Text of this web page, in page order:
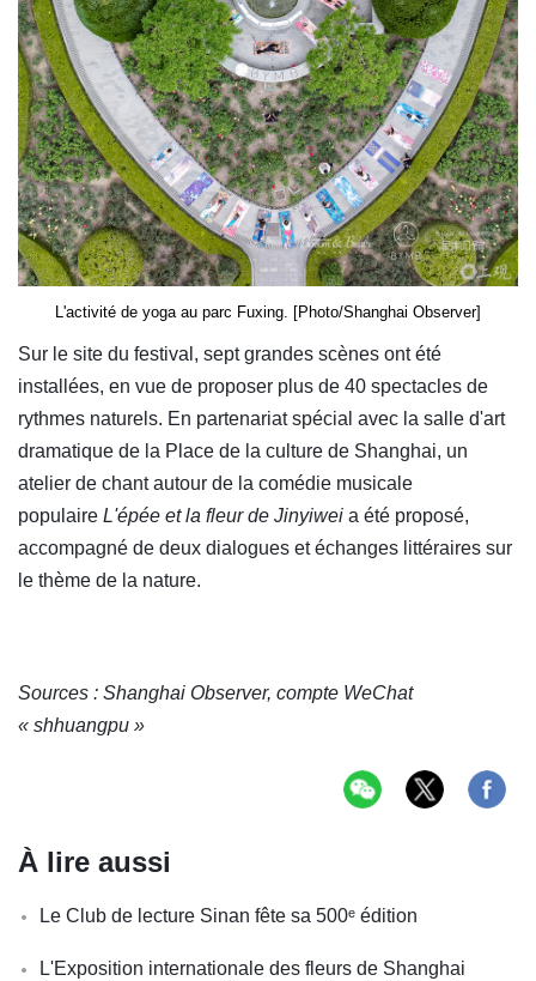
L'activité de yoga au parc Fuxing. [Photo/Shanghai Observer]
Sur le site du festival, sept grandes scènes ont été
installées, en vue de proposer plus de 40 spectacles de
rythmes naturels. En partenariat spécial avec la salle d'art
dramatique de la Place de la culture de Shanghai, un
atelier de chant autour de la comédie musicale
populaire L'épée et la fleur de Jinyiwei a été proposé,
accompagné de deux dialogues et échanges littéraires sur
le thème de la nature.
Sources : Shanghai Observer, compte WeChat
« shhuangpu »
À lire aussi
Le Club de lecture Sinan fête sa 500ᵉ édition
L'Exposition internationale des fleurs de Shanghai